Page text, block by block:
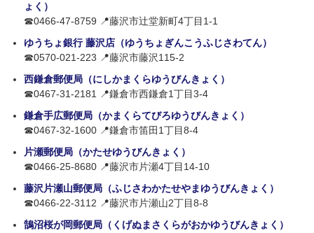
ょく）
☎0466-47-8759 📍藤沢市辻堂新町4丁目1-1
ゆうちょ銀行 藤沢店（ゆうちょぎんこうふじさわてん）
☎0570-021-223 📍藤沢市藤沢115-2
西鎌倉郵便局（にしかまくらゆうびんきょく）
☎0467-31-2181 📍鎌倉市西鎌倉1丁目3-4
鎌倉手広郵便局（かまくらてびろゆうびんきょく）
☎0467-32-1600 📍鎌倉市笛田1丁目8-4
片瀬郵便局（かたせゆうびんきょく）
☎0466-25-8680 📍藤沢市片瀬4丁目14-10
藤沢片瀬山郵便局（ふじさわかたせやまゆうびんきょく）
☎0466-22-3112 📍藤沢市片瀬山2丁目8-8
鵠沼桜が岡郵便局（くげぬまさくらがおかゆうびんきょく）